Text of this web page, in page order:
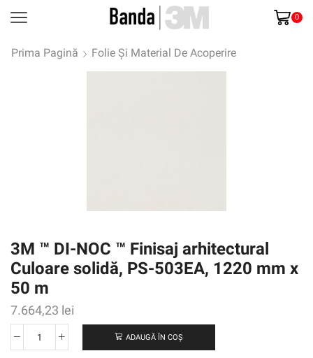
0
Prima Pagină Folie Și Material De Acoperire
3M ™ DI-NOC ™ Finisaj arhitectural
Culoare solidă, PS-503EA, 1220 mm x
50 m
7.664,23 lei
Cantitate
ADAUGĂ ÎN COȘ